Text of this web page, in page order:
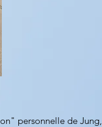
personnelle de Jung,